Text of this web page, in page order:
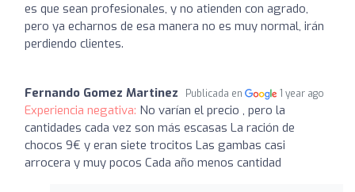
es que sean profesionales, y no atienden con agrado,
pero ya echarnos de esa manera no es muy normal, irán
perdiendo clientes.
Fernando Gomez Martinez Publicada en 1 year ago
Experiencia negativa: No varían el precio , pero la
cantidades cada vez son más escasas La ración de
chocos 9€ y eran siete trocitos Las gambas casi
arrocera y muy pocos Cada año menos cantidad